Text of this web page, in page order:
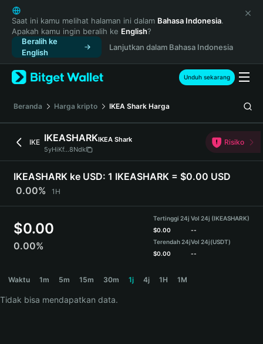
English
日本語
Tiếng Việt
Русский
Español (Latinoamérica)
Türkçe
Français
Deutsch
繁體中文
Português (Portugal)
Bahasa Indonesia
ภาษาไทย
हिन्दी
Español
Português (Brasil)
Saat ini kamu melihat halaman ini dalam Bahasa Indonesia.
Apakah kamu ingin beralih ke English?
Beralih ke
English
Lanjutkan dalam Bahasa Indonesia
Unduh sekarang
Beranda Harga kripto IKEA Shark Harga
IKE IKEASHARKIKEA Shark
5yHiKf...8Ndk
Risiko
IKEASHARK ke USD: 1 IKEASHARK = $0.00 USD
0.00%
1H
$0.00
0.00%
Tertinggi 24j
$0.00
Terendah 24j
$0.00
Vol 24j (IKEASHARK)
--
Vol 24j(USDT)
--
Waktu 1m 5m 15m 30m 1j 4j 1H 1M
Tidak bisa mendapatkan data.